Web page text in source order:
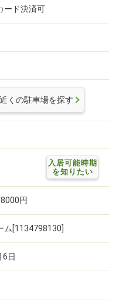
ード決済可
近くの駐車場を探す
入居可能時期
を知りたい
円
ム[1134798130]
6日